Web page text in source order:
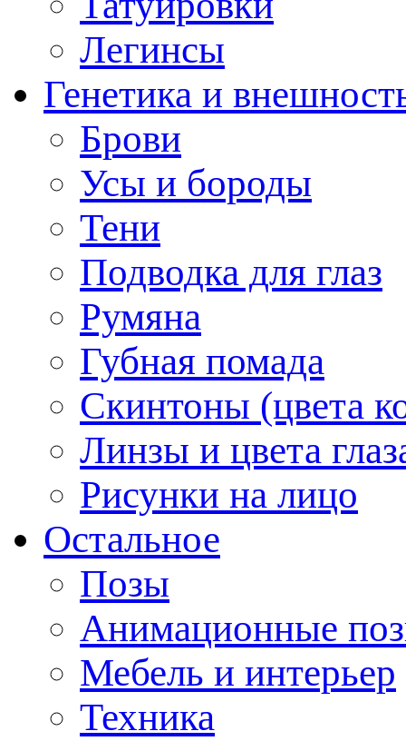
Легинсы
Генетика и
Брови
Усы и бороды
Тени
Подводка для глаз
Румяна
Губная помада
Скинтоны (цвета
Линзы и цвета
Рисунки на лицо
Остальное
Позы
Анимационные
Мебель и интерьер
Техника